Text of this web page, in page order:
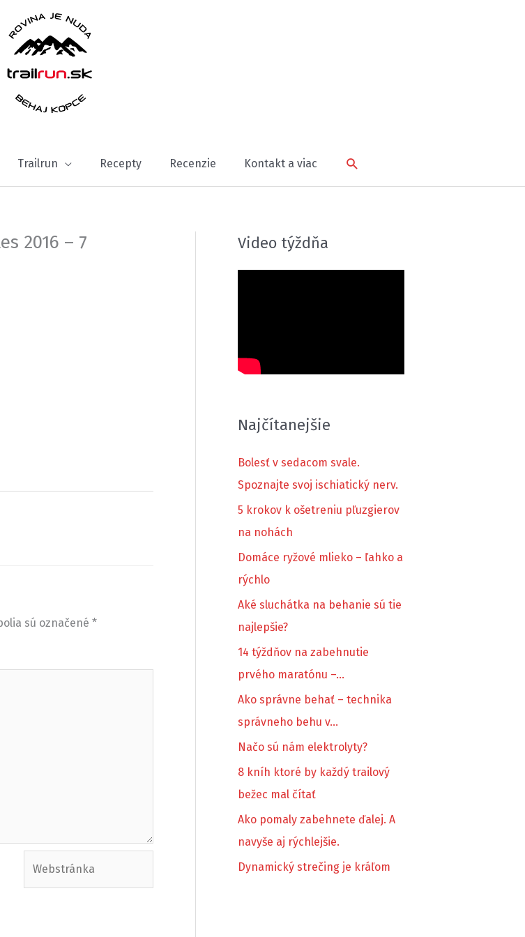
Trailrun Recepty Recenzie Kontakt a viac Hľadať
2016 – 7
sú označené *
Video týždňa
Najčítanejšie
Bolesť v sedacom svale.
Spoznajte svoj ischiatický nerv.
5 krokov k ošetreniu pľuzgierov
na nohách
Domáce ryžové mlieko – ľahko a
rýchlo
Aké sluchátka na behanie sú tie
najlepšie?
14 týždňov na zabehnutie
prvého maratónu –…
Ako správne behať – technika
správneho behu v…
Načo sú nám elektrolyty?
8 kníh ktoré by každý trailový
bežec mal čítať
Ako pomaly zabehnete ďalej. A
navyše aj rýchlejšie.
Dynamický strečing je kráľom